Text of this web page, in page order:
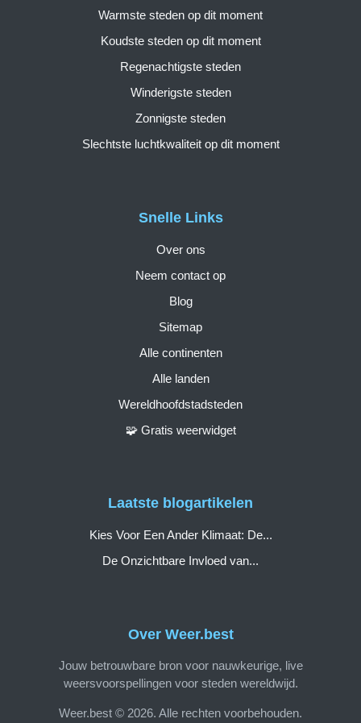
Over Weer.best
Jouw betrouwbare bron voor nauwkeurige, live
weersvoorspellingen voor steden wereldwijd.
Weer.best © 2026. Alle rechten voorbehouden.
Snelle Links
Over ons
Neem contact op
Blog
Sitemap
Alle continenten
Alle landen
Wereldhoofdstadsteden
🧩 Gratis weerwidget
Warmste steden op dit moment
Koudste steden op dit moment
Regenachtigste steden
Winderigste steden
Zonnigste steden
Slechtste luchtkwaliteit op dit moment
Laatste blogartikelen
Kies Voor Een Ander Klimaat: De...
De Onzichtbare Invloed van...